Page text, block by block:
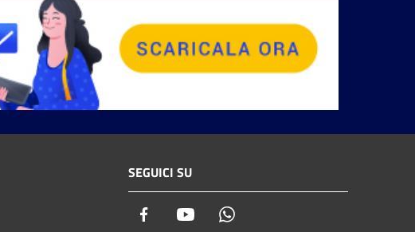
SEGUICI SU
Facebook Youtube